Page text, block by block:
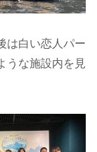
は白い恋人パー
うな施設内を見